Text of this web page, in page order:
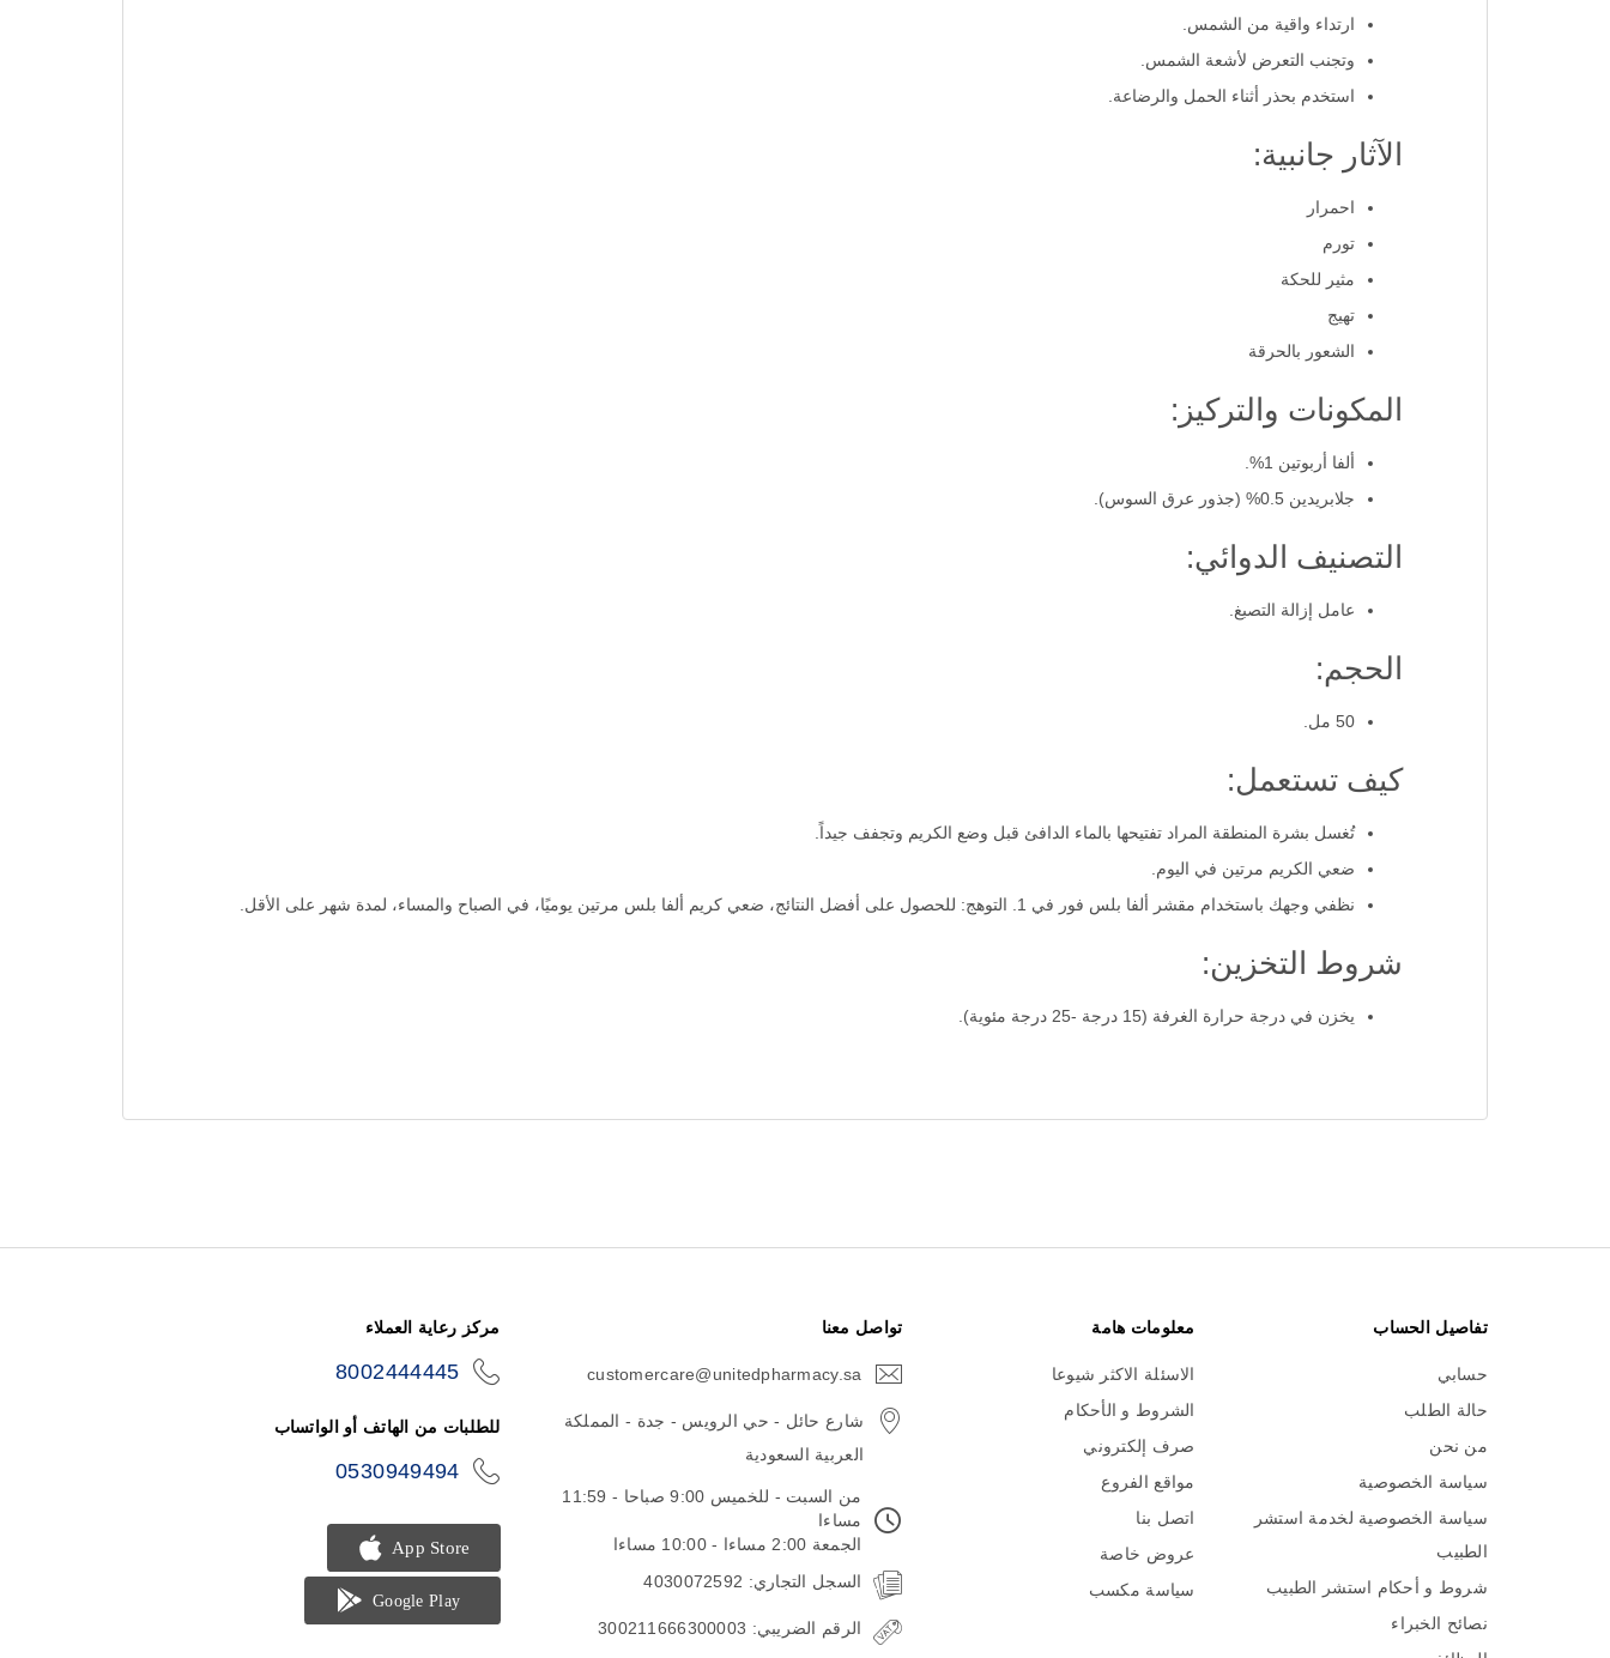
ارتداء واقية من الشمس.
وتجنب التعرض لأشعة الشمس.
استخدم بحذر أثناء الحمل والرضاعة.
الآثار جانبية:
احمرار
تورم
مثير للحكة
تهيج
الشعور بالحرقة
المكونات والتركيز:
ألفا أربوتين 1%.
جلابريدين 0.5% (جذور عرق السوس).
التصنيف الدوائي:
عامل إزالة التصبغ.
الحجم:
50 مل.
كيف تستعمل:
تُغسل بشرة المنطقة المراد تفتيحها بالماء الدافئ قبل وضع الكريم وتجفف جيداً.
ضعي الكريم مرتين في اليوم.
نظفي وجهك باستخدام مقشر ألفا بلس فور في 1. التوهج: للحصول على أفضل النتائج، ضعي كريم ألفا بلس مرتين يوميًا، في الصباح والمساء، لمدة شهر على الأقل.
شروط التخزين:
يخزن في درجة حرارة الغرفة (15 درجة -25 درجة مئوية).
تفاصيل الحساب
حسابي
حالة الطلب
من نحن
سياسة الخصوصية
سياسة الخصوصية لخدمة استشر
الطبيب
شروط و أحكام استشر الطبيب
نصائح الخبراء
معلومات هامة
الاسئلة الاكثر شيوعا
الشروط و الأحكام
صرف إلكتروني
مواقع الفروع
اتصل بنا
عروض خاصة
سياسة مكسب
تواصل معنا
customercare@unitedpharmacy.sa
شارع حائل - حي الرويس - جدة - المملكة
العربية السعودية
من السبت - للخميس 9:00 صباحا - 11:59
مساءا
الجمعة 2:00 مساءا - 10:00 مساءا
السجل التجاري: 4030072592
الرقم الضريبي: 300211666300003
مركز رعاية العملاء
8002444445
للطلبات من الهاتف أو الواتساب
0530949494